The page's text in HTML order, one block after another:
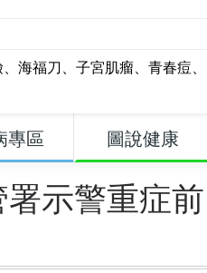
、 海福刀 、 子宮肌瘤、 青春痘、
專區 圖說健康
署示警重症前